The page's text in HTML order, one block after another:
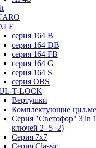
серия 164 B
серия 164 DB
серия 164 FB
серия 164 G
серия 164 S
серия OBS
T-LOCK
Вертушки
Комплектующие
Серия "Светофор" 3 in
ключей 2+5+2)
Серия 7х7
Серия Classic